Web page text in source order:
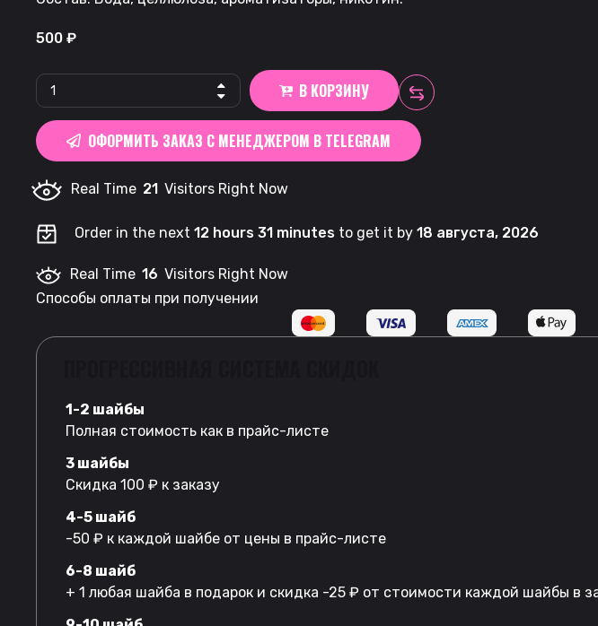
500 ₽
ARQA
CS:GO
NaVi
В КОРЗИНУ
ОФОРМИТЬ ЗАКАЗ С МЕНЕДЖЕРОМ В TELEGRAM
Real Time 21 Visitors Right Now
Order in the next 12 hours 31 minutes to get it by 18 августа, 2026
Real Time 16 Visitors Right Now
Способы оплаты при получении
1-2 шайбы
Полная стоимость как в прайс-листе
3 шайбы
Скидка 100 ₽ к заказу
4-5 шайб
-50 ₽ к каждой шайбе от цены в прайс-листе
6-8 шайб
+ 1 любая шайба в подарок и скидка -25 ₽ от стоимости каждой шайбы в